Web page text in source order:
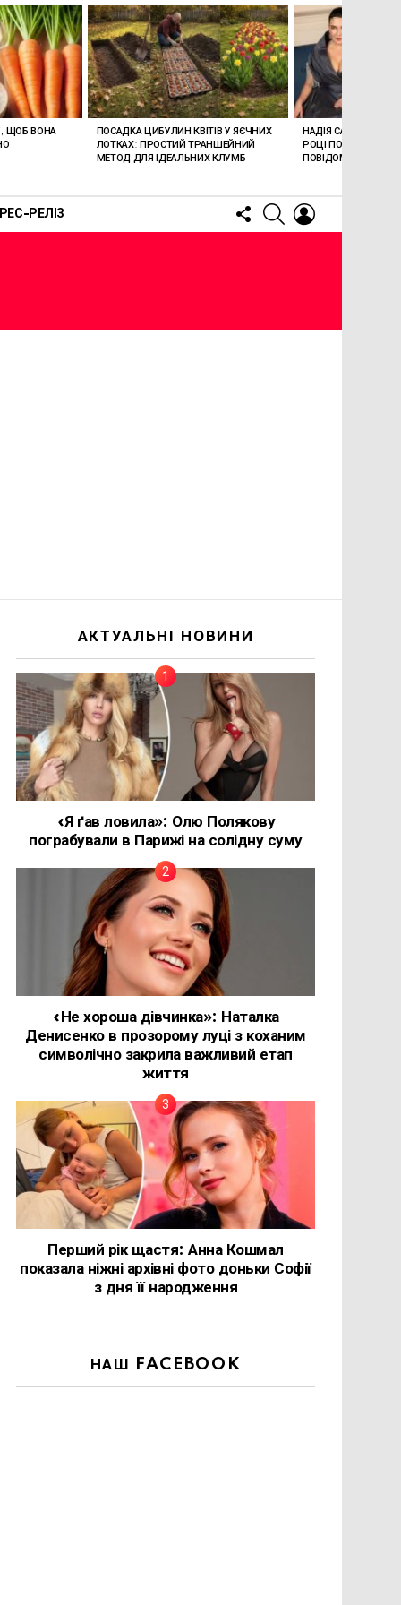
РЕЛІЗ
FOLLOW
US
SEARCH
ЩОБ ВОНА
ПОСАДКА ЦИБУЛИН КВІТІВ У ЯЄЧНИХ
ЛОТКАХ: ПРОСТИЙ ТРАНШЕЙНИЙ
МЕТОД ДЛЯ ІДЕАЛЬНИХ КЛУМБ
НАДІЯ САВЧЕНКО
РОЦІ
ПОВІДОМИЛА ПРО
АКТУАЛЬНІ НОВИНИ
«Я ґав ловила»: Олю Полякову
пограбували в Парижі на солідну суму
«Не хороша дівчинка»: Наталка
Денисенко в прозорому луці з коханим
символічно закрила важливий етап
життя
Перший рік щастя: Анна Кошмал
показала ніжні архівні фото доньки Софії
з дня її народження
НАШ FACEBOOK